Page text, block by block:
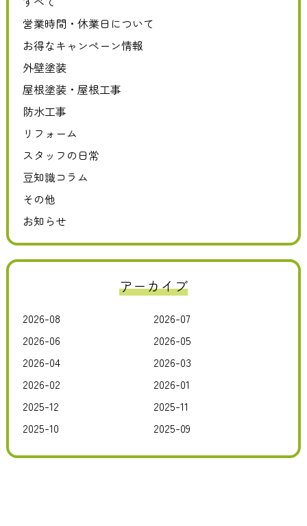
営業時間・休業日について
お得なキャンペーン情報
外壁塗装
屋根塗装・屋根工事
防水工事
リフォーム
スタッフの日常
豆知識コラム
その他
お知らせ
アーカイブ
2026-08
2026-07
2026-06
2026-05
2026-04
2026-03
2026-02
2026-01
2025-12
2025-11
2025-10
2025-09